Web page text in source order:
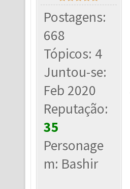
Postagens:
668
Tópicos: 4
Juntou-se:
Feb 2020
Reputação:
35
Personage
m: Bashir